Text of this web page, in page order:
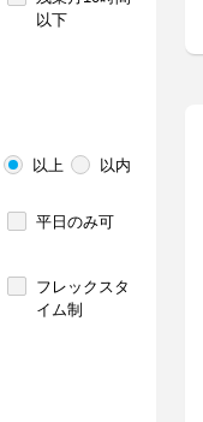
以下
以上 以内
平日のみ可
フレックスタ
イム制